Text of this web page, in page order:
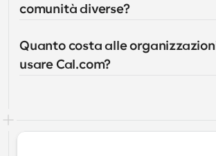
comunità diverse?
Quanto costa alle
usare Cal.com?